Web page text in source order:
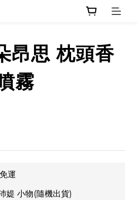
昂思 枕頭香
霧
運
小物(隨機出貨)